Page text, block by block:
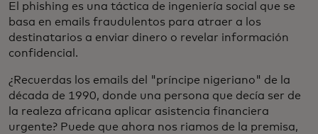
El phishing es una táctica de ingeniería social que se
basa en emails fraudulentos para atraer a los
destinatarios a enviar dinero o revelar información
confidencial.
¿Recuerdas los emails del "príncipe nigeriano" de la
década de 1990, donde una persona que decía ser de
la realeza africana aplicar asistencia financiera
urgente? Puede que ahora nos riamos de la premisa,